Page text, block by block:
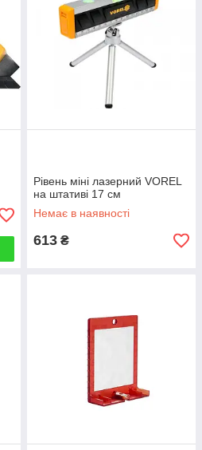
Рівень міні лазерний VOREL
на штативі 17 см
Немає в наявності
613 ₴